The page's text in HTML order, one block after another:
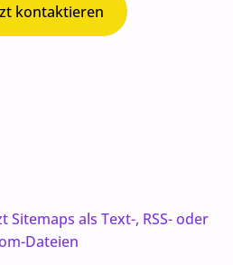
kontaktieren
als Text-, RSS- oder
Dateien